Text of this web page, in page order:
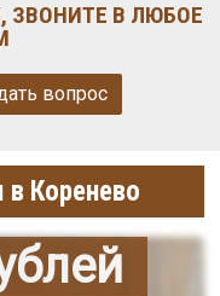
ЗВОНИТЕ В ЛЮБОЕ
вопрос
в Коренево